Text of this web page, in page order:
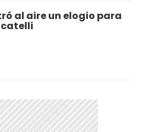
al aire un elogio para